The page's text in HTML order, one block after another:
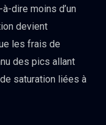
dire moins d’un
devient
les frais de
des pics allant
saturation liées à